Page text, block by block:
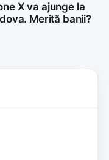
X va ajunge la
Merită banii?